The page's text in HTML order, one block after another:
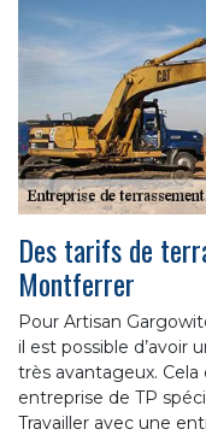
Des tarifs de
Montferrer
Pour Artisan
il est possible d’avoir
très avantageux. Cela
entreprise de TP
Travailler avec une